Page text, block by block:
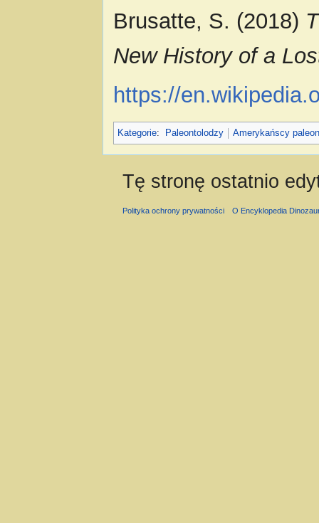
Brusatte, S. (2018)
New History of a
https://
Kategorie: Paleontolodzy Amerykańscy
Tę stronę ostatnio
Polityka ochrony prywatności O Encyklopedia